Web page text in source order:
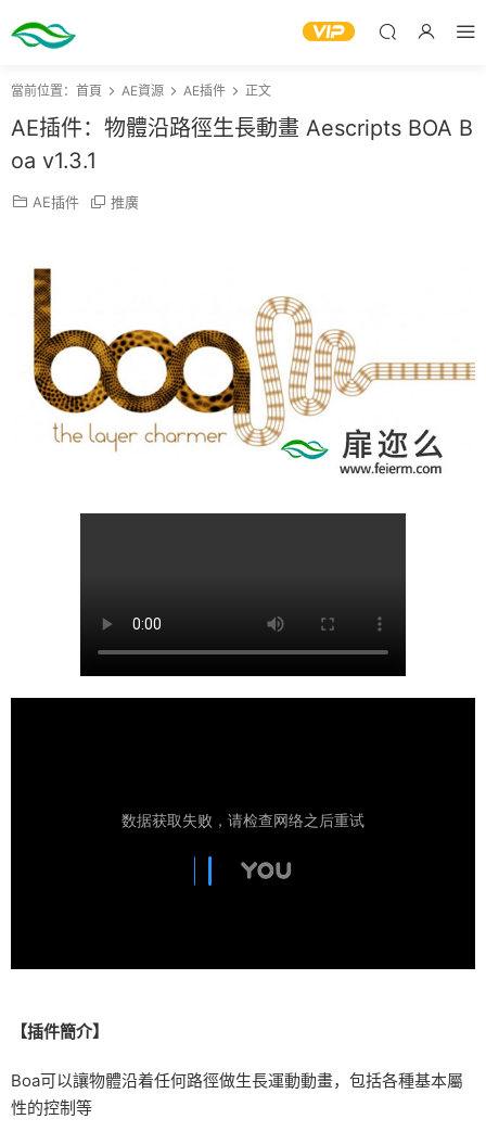
當前位置： 首頁 AE資源 AE插件 正文
AE插件：物體沿路徑生長動畫 Aescripts BOA B
oa v1.3.1
AE插件 推廣
【插件簡介】
Boa可以讓物體沿着任何路徑做生長運動動畫，包括各種基本屬
性的控制等